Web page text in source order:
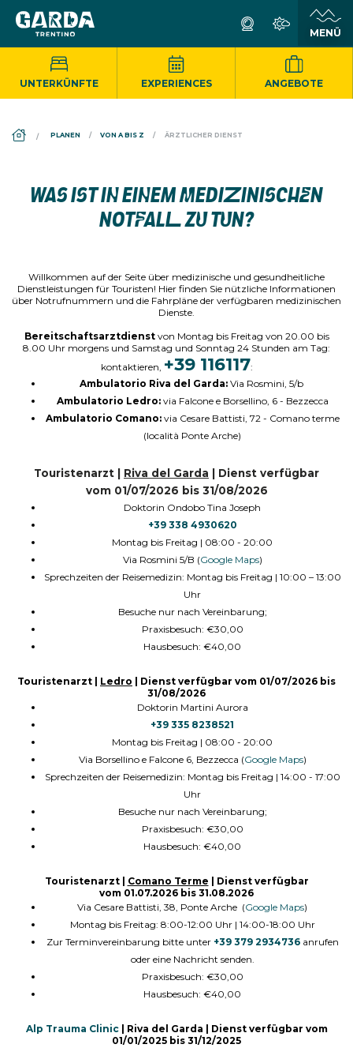
UNTERKÜNFTE EXPERIENCES ANGEBOTE
DS_BREADCRUMB.HOME
PLANEN VON A BIS Z ÄRZTLICHER DIENST
WAS IST IN EINEM MEDIZINISCHEN
NOTFALL ZU TUN?
Willkommen auf der Seite über medizinische und gesundheitliche
Dienstleistungen für Touristen! Hier finden Sie nützliche Informationen
über Notrufnummern und die Fahrpläne der verfügbaren medizinischen
Dienste.
Bereitschaftsarztdienstvon Montag bis Freitag von 20.00 bis
8.00 Uhr morgens und Samstag und Sonntag 24 Stunden am Tag:
kontaktieren, +39 116117:
Ambulatorio Riva del Garda: Via Rosmini, 5/b
Ambulatorio Ledro: via Falcone e Borsellino, 6 - Bezzecca
Ambulatorio Comano: via Cesare Battisti, 72 - Comano terme
(località Ponte Arche)
Touristenarzt Riva del Garda
Dienst verfügbar
vom 01/07/2026 bis 31/08/2026
Doktorin Ondobo Tina Joseph
+39 338 4930620
Montag bis Freitag | 08:00 - 20:00
Via Rosmini 5/B (Google Maps)
Sprechzeiten der Reisemedizin: Montag bis Freitag | 10:00 – 13:00
Uhr
Besuche nur nach Vereinbarung;
Praxisbesuch: €30,00
Hausbesuch: €40,00
Touristenarzt Ledro Dienst verfügbar vom 01/07/2026 bis
31/08/2026
Doktorin Martini Aurora
+39 335 8238521
Montag bis Freitag | 08:00 - 20:00
Via Borsellino e Falcone 6, Bezzecca (Google Maps)
Sprechzeiten der Reisemedizin: Montag bis Freitag | 14:00 - 17:00
Uhr
Besuche nur nach Vereinbarung;
Praxisbesuch: €30,00
Hausbesuch: €40,00
Touristenarzt Comano Terme
Dienst verfügbar
vom 01.07.2026 bis 31.08.2026
Via Cesare Battisti, 38, Ponte Arche (Google Maps)
Montag bis Freitag: 8:00-12:00 Uhr | 14:00-18:00 Uhr
Zur Terminvereinbarung bitte unter +39 379 2934736anrufen
oder eine Nachricht senden.
Praxisbesuch: €30,00
Hausbesuch: €40,00
Alp Trauma Clinic| Riva del Garda |
Dienst verfügbar vom
01/01/2025 bis 31/12/2025